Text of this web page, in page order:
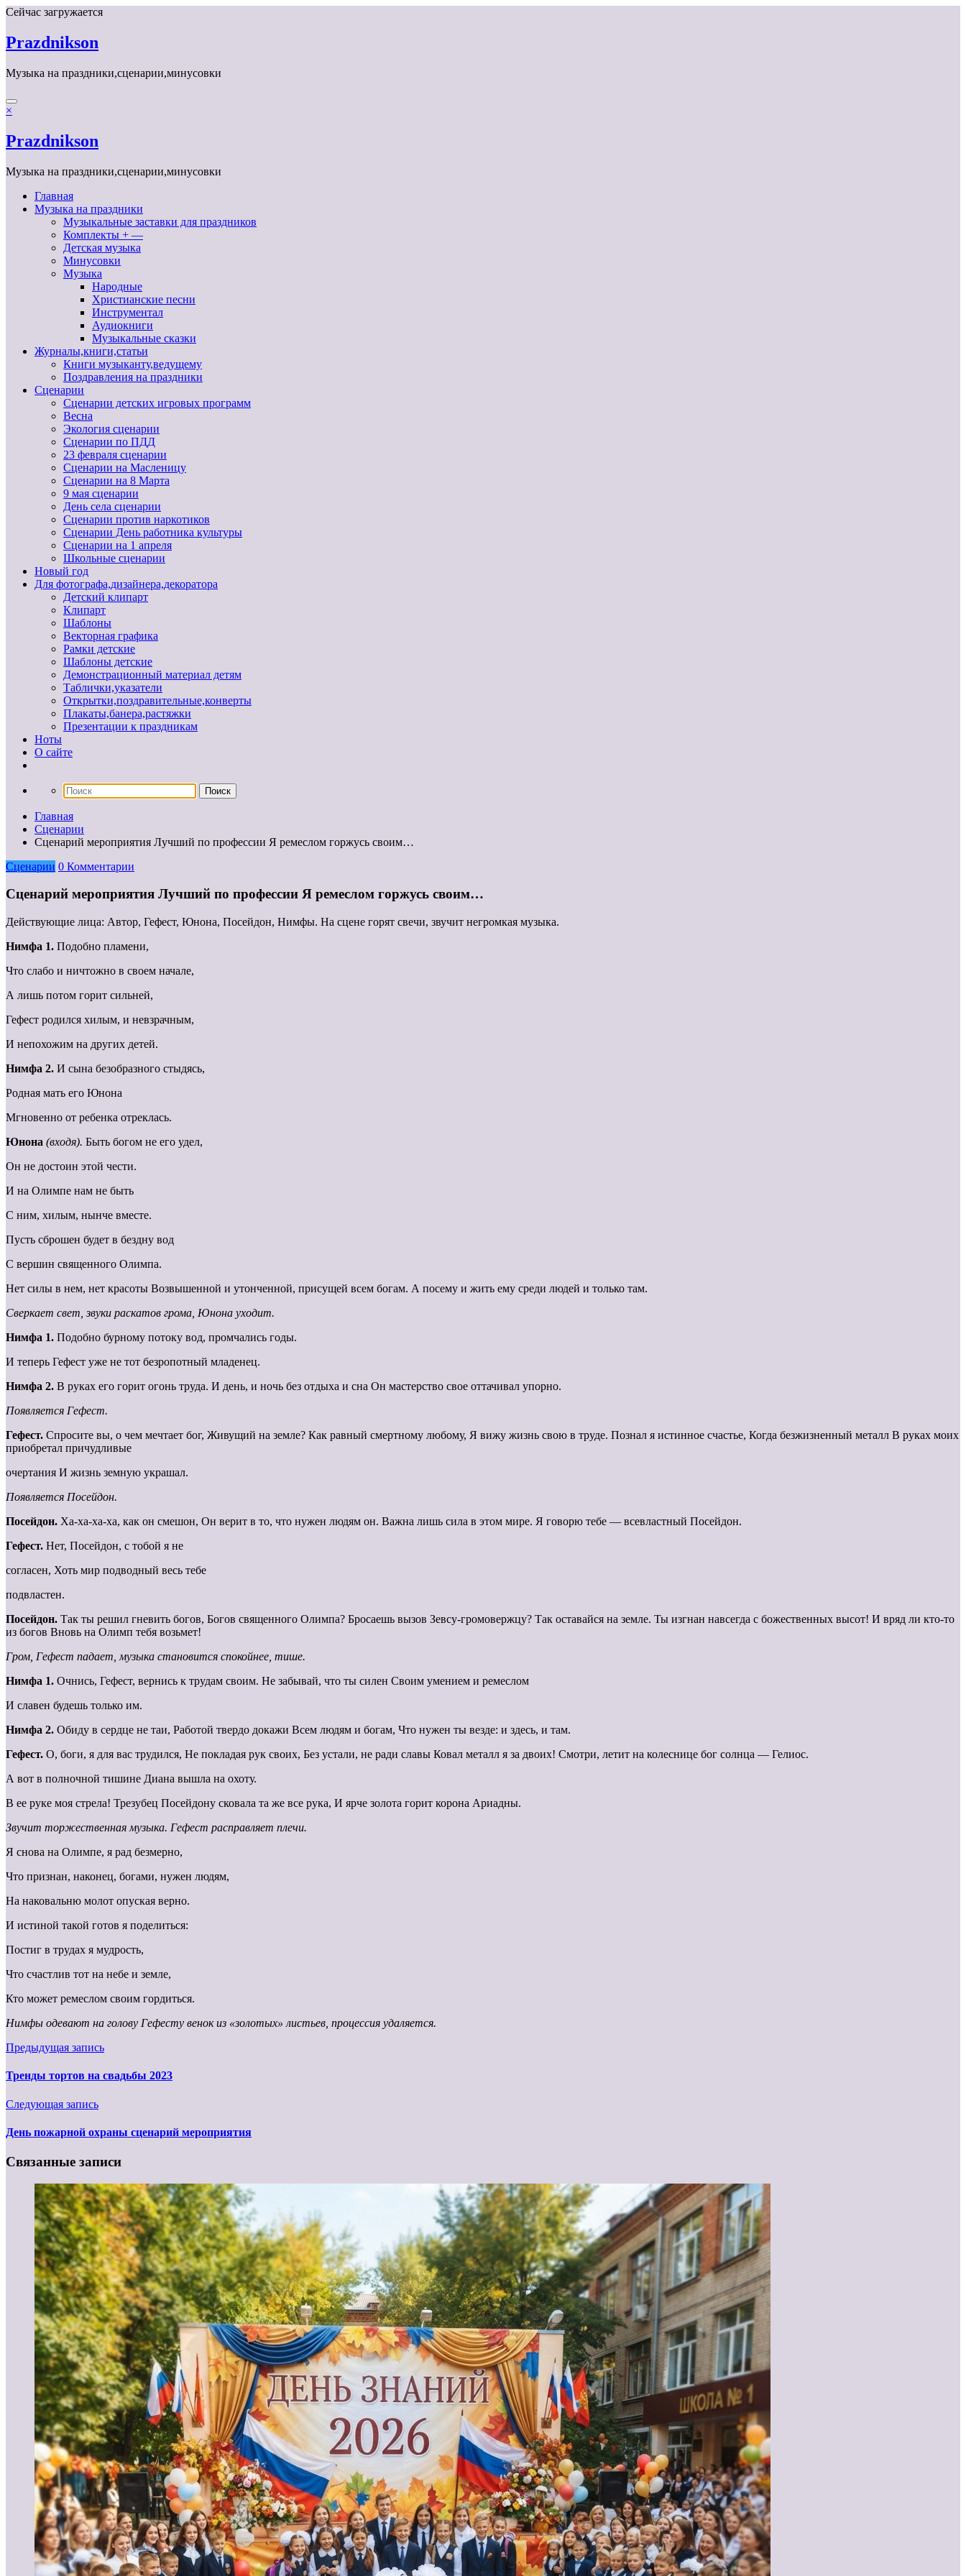
Перейти
содержимому
Сейчас загружается
Prazdnikson
Музыка на праздники,сценарии,минусовки
×
Prazdnikson
Музыка на праздники,сценарии,минусовки
Главная
Музыка на праздники
Музыкальные заставки для праздников
Комплекты + —
Детская музыка
Минусовки
Музыка
Народные
Христианские песни
Инструментал
Аудиокниги
Музыкальные сказки
Журналы,книги,статьи
Книги музыканту,ведущему
Поздравления на праздники
Сценарии
Сценарии детских игровых программ
Весна
Экология сценарии
Сценарии по ПДД
23 февраля сценарии
Сценарии на Масленицу
Сценарии на 8 Марта
9 мая сценарии
День села сценарии
Сценарии против наркотиков
Сценарии День работника культуры
Сценарии на 1 апреля
Школьные сценарии
Новый год
Для фотографа,дизайнера,декоратора
Детский клипарт
Клипарт
Шаблоны
Векторная графика
Рамки детские
Шаблоны детские
Демонстрационный материал детям
Таблички,указатели
Открытки,поздравительные,конверты
Плакаты,банера,растяжки
Презентации к праздникам
Ноты
О сайте
Главная
Сценарии
Сценарий мероприятия Лучший по профессии Я ремеслом горжусь своим…
Сценарии 0 Комментарии
Сценарий мероприятия Лучший по профессии Я ремеслом горжусь своим…
Действующие лица: Автор, Гефест, Юнона, Посейдон, Нимфы. На сцене горят свечи, звучит негромкая музыка.
Нимфа 1. Подобно пламени,
Что слабо и ничтожно в своем начале,
А лишь потом горит сильней,
Гефест родился хилым, и невзрачным,
И непохожим на других детей.
Нимфа 2. И сына безобразного стыдясь,
Родная мать его Юнона
Мгновенно от ребенка отреклась.
Юнона (входя). Быть богом не его удел,
Он не достоин этой чести.
И на Олимпе нам не быть
С ним, хилым, нынче вместе.
Пусть сброшен будет в бездну вод
С вершин священного Олимпа.
Нет силы в нем, нет красоты Возвышенной и утонченной, присущей всем богам. А посему и жить ему среди людей и только там.
Сверкает свет, звуки раскатов грома, Юнона уходит.
Нимфа 1. Подобно бурному потоку вод, промчались годы.
И теперь Гефест уже не тот безропотный младенец.
Нимфа 2. В руках его горит огонь труда. И день, и ночь без отдыха и сна Он мастерство свое оттачивал упорно.
Появляется Гефест.
Гефест. Спросите вы, о чем мечтает бог, Живущий на земле? Как равный смертному любому, Я вижу жизнь свою в труде. Познал я истинное счастье, Когда безжизненный металл В руках моих
приобретал причудливые
очертания И жизнь земную украшал.
Появляется Посейдон.
Посейдон. Ха-ха-ха-ха, как он смешон, Он верит в то, что нужен людям он. Важна лишь сила в этом мире. Я говорю тебе — всевластный Посейдон.
Гефест. Нет, Посейдон, с тобой я не
согласен, Хоть мир подводный весь тебе
подвластен.
Посейдон. Так ты решил гневить богов, Богов священного Олимпа? Бросаешь вызов Зевсу-громовержцу? Так оставайся на земле. Ты изгнан навсегда с божественных высот! И вряд ли кто-то
из богов Вновь на Олимп тебя возьмет!
Гром, Гефест падает, музыка становится спокойнее, тише.
Нимфа 1. Очнись, Гефест, вернись к трудам своим. Не забывай, что ты силен Своим умением и ремеслом
И славен будешь только им.
Нимфа 2. Обиду в сердце не таи, Работой твердо докажи Всем людям и богам, Что нужен ты везде: и здесь, и там.
Гефест. О, боги, я для вас трудился, Не покладая рук своих, Без устали, не ради славы Ковал металл я за двоих! Смотри, летит на колеснице бог солнца — Гелиос.
А вот в полночной тишине Диана вышла на охоту.
В ее руке моя стрела! Трезубец Посейдону сковала та же все рука, И ярче золота горит корона Ариадны.
Звучит торжественная музыка. Гефест расправляет плечи.
Я снова на Олимпе, я рад безмерно,
Что признан, наконец, богами, нужен людям,
На наковальню молот опуская верно.
И истиной такой готов я поделиться:
Постиг в трудах я мудрость,
Что счастлив тот на небе и земле,
Кто может ремеслом своим гордиться.
Нимфы одевают на голову Гефесту венок из «золотых» листьев, процессия удаляется.
Предыдущая запись
Тренды тортов на свадьбы 2023
Следующая запись
День пожарной охраны сценарий мероприятия
Связанные записи